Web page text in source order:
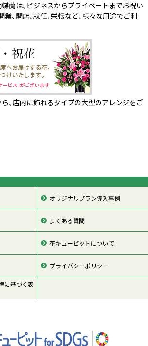
蘭は、ビジネスからプライベートまでお祝い
業、開店、就任、栄転など、様々な用途でご利
、店内に飾れるタイプの大型のアレンジをご
オリジナルプラン導入事例
よくある質問
花キューピットについて
プライバシーポリシー
に基づく表